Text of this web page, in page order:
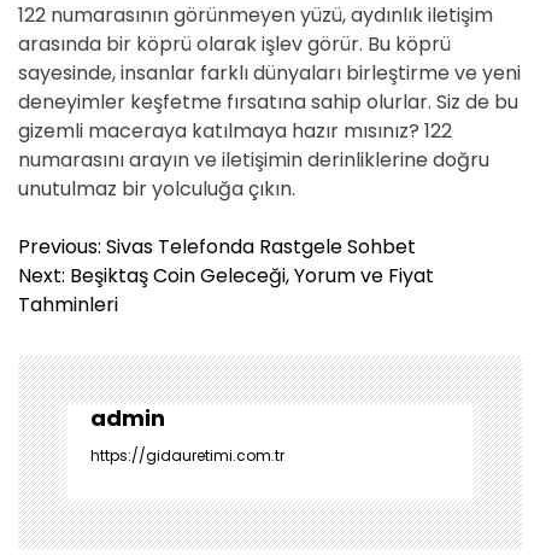
122 numarasının görünmeyen yüzü, aydınlık iletişim
arasında bir köprü olarak işlev görür. Bu köprü
sayesinde, insanlar farklı dünyaları birleştirme ve yeni
deneyimler keşfetme fırsatına sahip olurlar. Siz de bu
gizemli maceraya katılmaya hazır mısınız? 122
numarasını arayın ve iletişimin derinliklerine doğru
unutulmaz bir yolculuğa çıkın.
Y
a
z
g
e
z
i
n
m
e
Previous: Sivas Telefonda Rastgele Sohbet
Next: Beşiktaş Coin Geleceği, Yorum ve Fiyat
Tahminleri
admin
https://gidauretimi.com.tr